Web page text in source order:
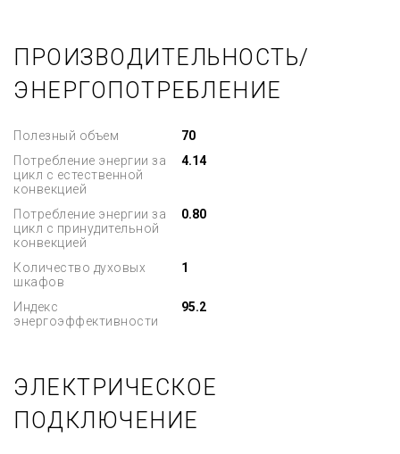
ПРОИЗВОДИТЕЛЬНОСТЬ/
ЭНЕРГОПОТРЕБЛЕНИЕ
Полезный объем
70
Потребление энергии за
цикл с естественной
конвекцией
4.14
Потребление энергии за
цикл с принудительной
конвекцией
0.80
Количество духовых
шкафов
1
Индекс
энергоэффективности
95.2
ЭЛЕКТРИЧЕСКОЕ
ПОДКЛЮЧЕНИЕ